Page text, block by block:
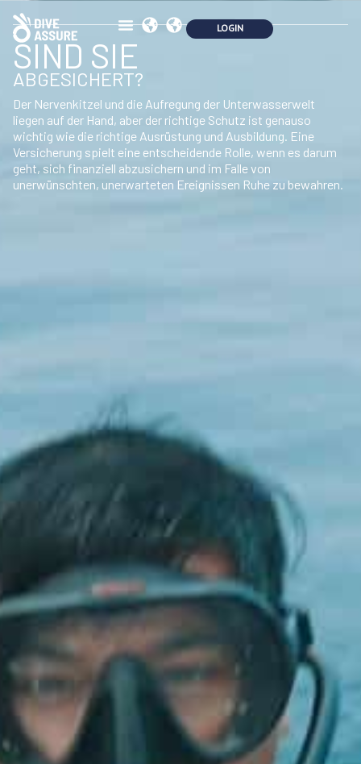
SIND SIE
ABGESICHERT?
Der Nervenkitzel und die Aufregung der Unterwasserwelt
liegen auf der Hand, aber der richtige Schutz ist genauso
wichtig wie die richtige Ausrüstung und Ausbildung. Eine
Versicherung spielt eine entscheidende Rolle, wenn es darum
geht, sich finanziell abzusichern und im Falle von
unerwünschten, unerwarteten Ereignissen Ruhe zu bewahren.